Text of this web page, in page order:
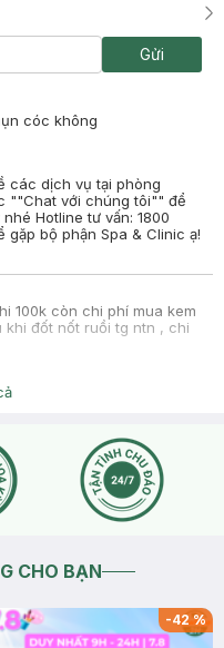
Gửi
cóc không
các dịch vụ tại phòng
""Chat với chúng tôi"" để
Hotline tư vấn: 1800
gặp bộ phận Spa & Clinic ạ!
100k còn chi phí mua kem
khi đốt nốt ruồi tg ntn , chi
sóc phù hợp chị nhé
CHO BẠN
-42%